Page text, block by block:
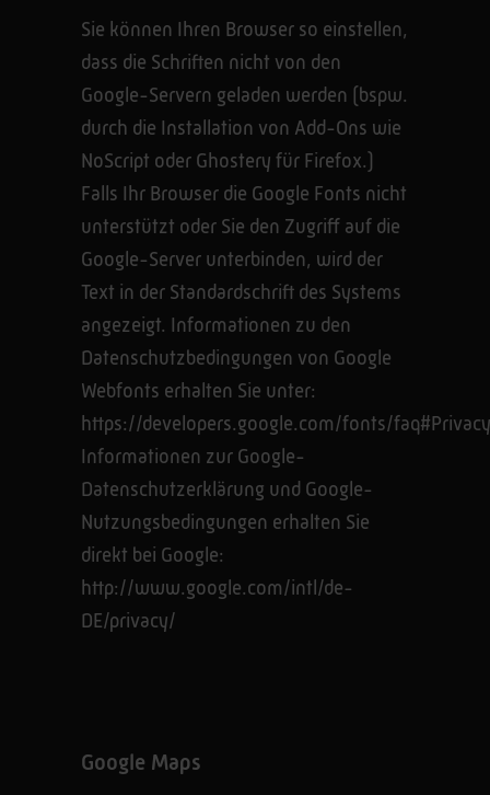
Sie können Ihren Browser so einstellen,
dass die Schriften nicht von den
Google-Servern geladen werden (bspw.
durch die Installation von Add-Ons wie
NoScript oder Ghostery für Firefox.)
Falls Ihr Browser die Google Fonts nicht
unterstützt oder Sie den Zugriff auf die
Google-Server unterbinden, wird der
Text in der Standardschrift des Systems
angezeigt. Informationen zu den
Datenschutzbedingungen von Google
Webfonts erhalten Sie unter:
https://developers.google.com/fonts/faq#Privacy
Informationen zur Google-
Datenschutzerklärung und Google-
Nutzungsbedingungen erhalten Sie
direkt bei Google:
http://www.google.com/intl/de-
DE/privacy/
Google Maps